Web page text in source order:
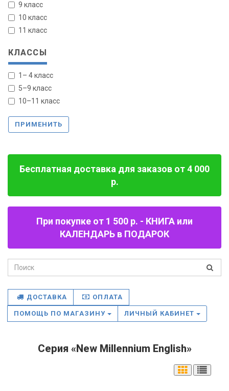
9 класс
10 класс
11 класс
КЛАССЫ
1– 4 класс
5–9 класс
10–11 класс
ПРИМЕНИТЬ
Бесплатная доставка для заказов от 4 000
р.
При покупке от 1 500 р. - КНИГА или
КАЛЕНДАРЬ в ПОДАРОК
ДОСТАВКА ОПЛАТА
ПОМОЩЬ ПО МАГАЗИНУ ЛИЧНЫЙ КАБИНЕТ
Серия «New Millennium English»